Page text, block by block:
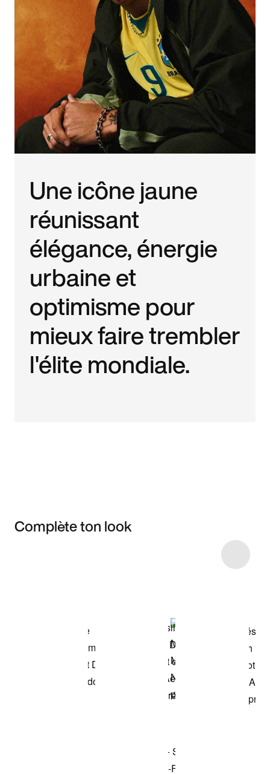
Une icône jaune
réunissant
élégance, énergie
urbaine et
optimisme pour
mieux faire trembler
l'élite mondiale.
Complète ton look